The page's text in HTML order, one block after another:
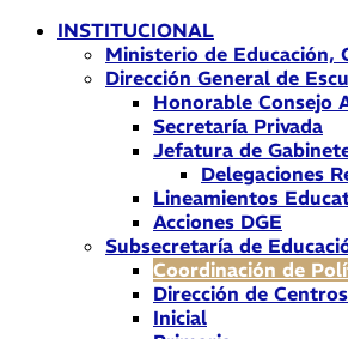
INSTITUCIONAL
Ministerio de Educación,
Dirección General de
Honorable Consejo
Secretaría Privada
Jefatura de
Delegaciones
Lineamientos
Acciones DGE
Subsecretaría de
Coordinación de
Dirección de
Inicial